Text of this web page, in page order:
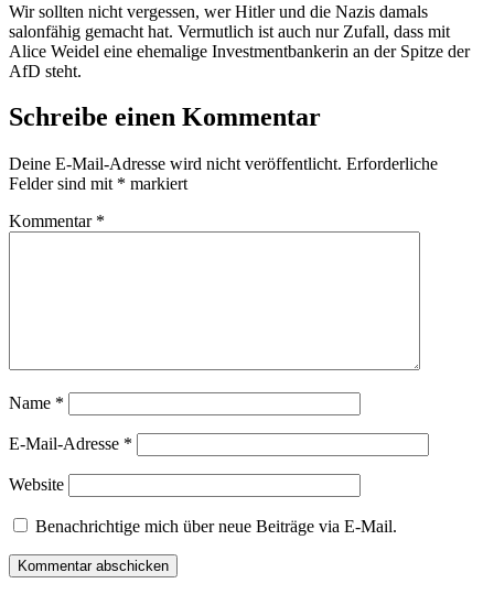
Wir sollten nicht vergessen, wer Hitler und die Nazis damals
salonfähig gemacht hat. Vermutlich ist auch nur Zufall, dass mit
Alice Weidel eine ehemalige Investmentbankerin an der Spitze der
AfD steht.
Schreibe einen Kommentar
Deine E-Mail-Adresse wird nicht veröffentlicht. Erforderliche
Felder sind mit * markiert
Kommentar *
Name *
E-Mail-Adresse *
Website
Benachrichtige mich über neue Beiträge via E-Mail.